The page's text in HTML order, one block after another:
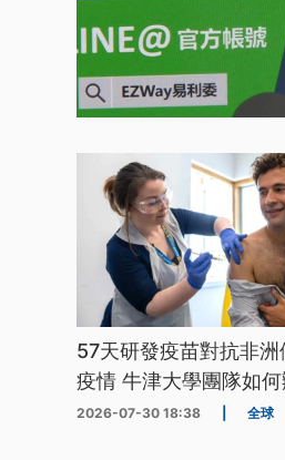
57天研發疫苗對抗非
疫情 牛津大學團隊如何
2026-07-30 18:38 全球